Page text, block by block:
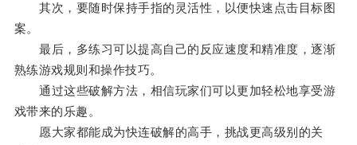
其次，要随时保持手指的灵活性，以便快速点击目标图
案。
最后，多练习可以提高自己的反应速度和精准度，逐渐
熟练游戏规则和操作技巧。
通过这些破解方法，相信玩家们可以更加轻松地享受游
戏带来的乐趣。
愿大家都能成为快连破解的高手，挑战更高级别的关